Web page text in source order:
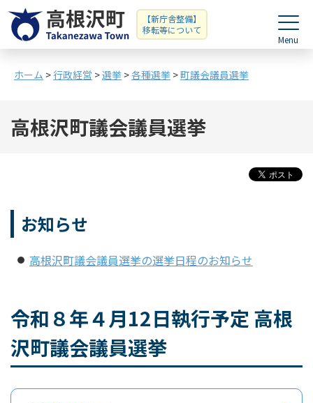
【新庁舎整備】
移転等について
ホーム >行政経営 >選挙 >各種選挙 >町議会議員選挙
高根沢町議会議員選挙
お知らせ
高根沢町議会議員選挙の選挙日程のお知らせ
令和８年４月12日執行予定 高根
沢町議会議員選挙